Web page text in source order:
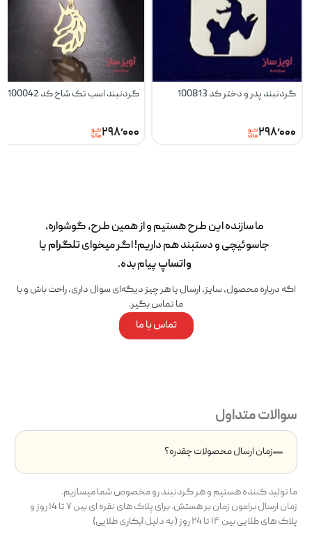
گردنبند پدر و دختر کد 100813
۲۹۸٬۰۰۰
گردنبند اسب تک شاخ کد 100042
۲۹۸٬۰۰۰
ما سازنده این طرح‌ هستیم و از همین طرح، گوشواره،
جاسوئیچی و دستبند هم داریم! اگر میخوایتلگرامیا
واتساپپیام بده.
اگه درباره محصول، سایز، ارسال یا هر چیز دیگه‌ای سوال داری، راحت باش و با
ما تماس بگیر.
تماس با ما
سوالات متداول
زمان ارسال محصولات چقدره؟
ما تولید کننده هستیم و هر گردنبند رو مخصوص شما میسازیم.
زمان ارسال برامون زمان بر هستش. برای پلاک های نقره ای بین ۷ تا ۱4 روز و
پلاک های طلایی بین ۱۴ تا ۲4 روز ( به دلیل آبکاری طلایی)